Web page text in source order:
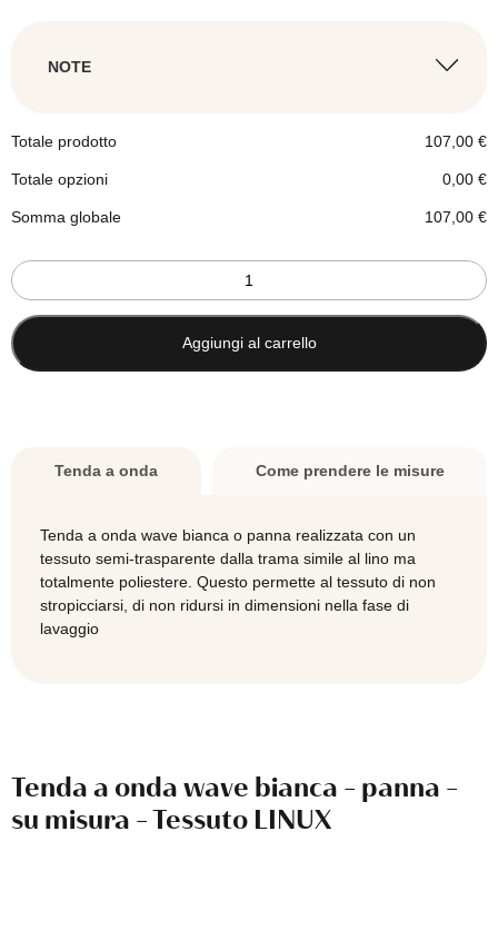
ALTEZZA TENDA
Massimo: 280
NOTE
Totale prodotto 107,00€
Totale opzioni 0,00€
Somma globale 107,00€
Tenda
a
onda
wave
bianca
Tessuto
LINUX
quantità
Aggiungi al carrello
Tenda a onda Come prendere le misure
Tenda a onda wave bianca o panna realizzata con un
tessuto semi-trasparente dalla trama simile al lino ma
totalmente poliestere. Questo permette al tessuto di non
stropicciarsi, di non ridursi in dimensioni nella fase di
lavaggio
Tenda a onda wave bianca - panna -
su misura - Tessuto LINUX